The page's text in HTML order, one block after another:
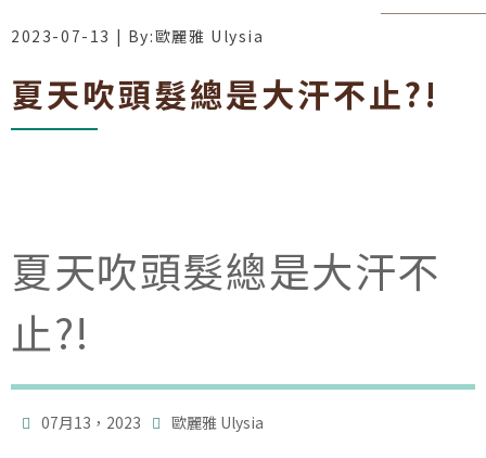
夏天吹頭髮總是大汗不止?!
2023-07-13
夏天吹頭髮總是大汗不
止?!
 07月13，2023  歐麗雅 Ulysia